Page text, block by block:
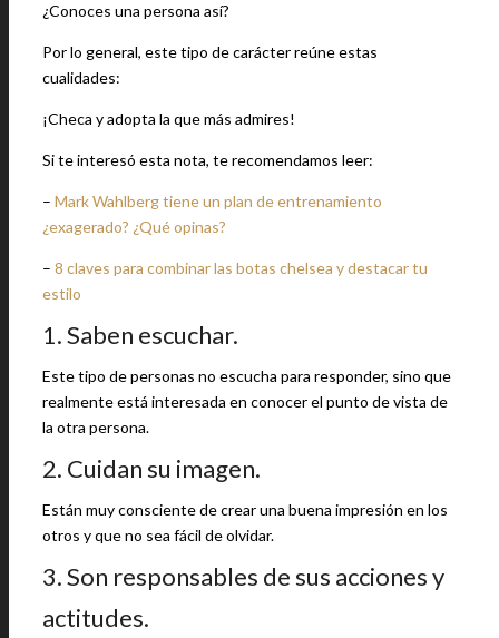
¿Conoces una persona así?
Por lo general, este tipo de carácter reúne estas
cualidades:
¡Checa y adopta la que más admires!
Si te interesó esta nota, te recomendamos leer:
– Mark Wahlberg tiene un plan de entrenamiento
¿exagerado? ¿Qué opinas?
– 8 claves para combinar las botas chelsea y destacar tu
estilo
1. Saben escuchar.
Este tipo de personas no escucha para responder, sino que
realmente está interesada en conocer el punto de vista de
la otra persona.
2. Cuidan su imagen.
Están muy consciente de crear una buena impresión en los
otros y que no sea fácil de olvidar.
3. Son responsables de sus acciones y
actitudes.